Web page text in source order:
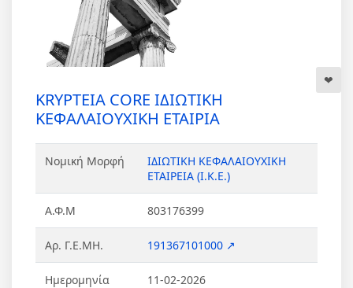
KRYPTEIA CORE ΙΔΙΩΤΙΚΗ
ΚΕΦΑΛΑΙΟΥΧΙΚΗ ΕΤΑΙΡΙΑ
Νομική Μορφή
ΙΔΙΩΤΙΚΗ ΚΕΦΑΛΑΙΟΥΧΙΚΗ
ΕΤΑΙΡΕΙΑ (Ι.Κ.Ε.)
Α.Φ.Μ 803176399
Αρ. Γ.Ε.ΜΗ. 191367101000 ↗
Ημερομηνία
11-02-2026